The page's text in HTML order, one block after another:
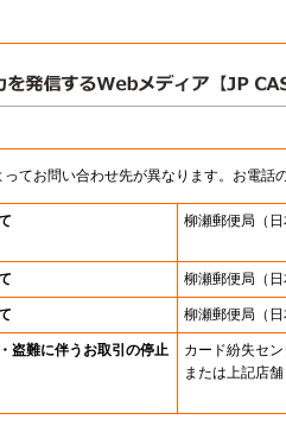
てお問い合わせ先が異なります。お電話
柳瀬郵便局 （
柳瀬郵便局 （
柳瀬郵便局 （
盗難に伴うお取引の停止
カード紛失セ
または上記店舗